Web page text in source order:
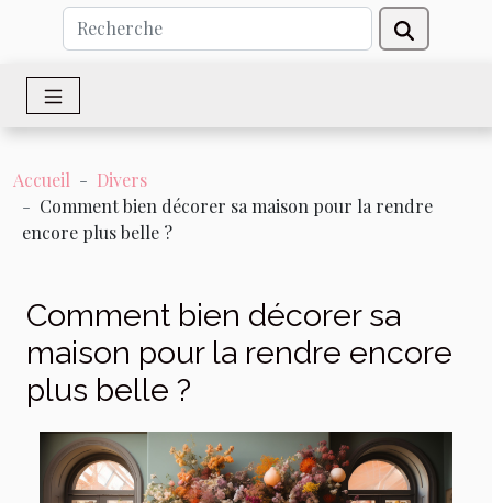
Accueil
Divers
Comment bien décorer sa maison pour la rendre
encore plus belle ?
Comment bien décorer sa
maison pour la rendre encore
plus belle ?